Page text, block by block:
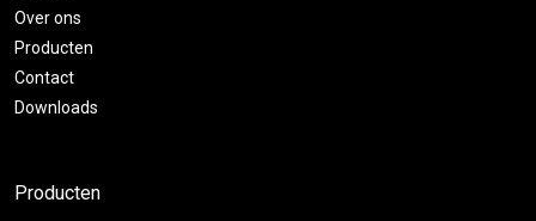
Over ons
Producten
Contact
Downloads
Producten